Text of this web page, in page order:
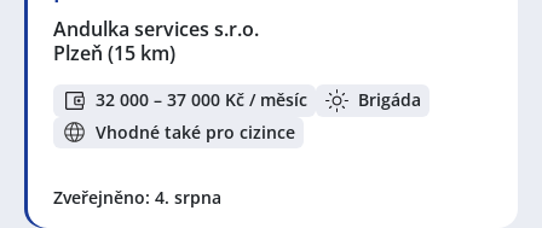
services s.r.o.
Ondřej Porubský,Jiří Rezek
v.o.s.,První novinová společnost a.s.
ManpowerGroup s.r.o.
Seznam lokalit v zobrazených inzerátech:
Andulka services s.r.o.
Plzeň (15 km)
32 000 – 37 000 Kč / měsíc
Brigáda
Vhodné také pro cizince
Zveřejněno: 4. srpna